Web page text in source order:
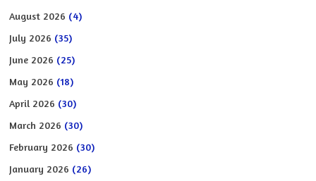
August 2026 (4)
July 2026 (35)
June 2026 (25)
May 2026 (18)
April 2026 (30)
March 2026 (30)
February 2026 (30)
January 2026 (26)